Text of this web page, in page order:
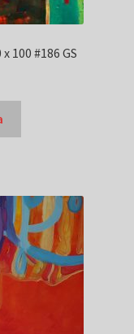
100 #186 GS